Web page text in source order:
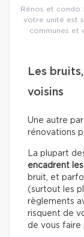
Rénos et condo
votre unité est
communes et
Les
voisins
Une autre
rénovations
La plupart
encadrent
bruit, et
(surtout les
règlements
risquent de
de vous faire